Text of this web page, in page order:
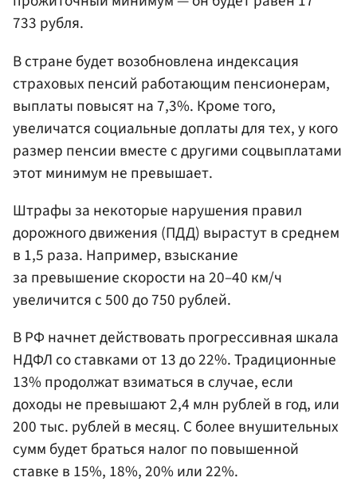
733 рубля.
В стране будет возобновлена индексация
страховых пенсий работающим пенсионерам,
выплаты повысят на 7,3%. Кроме того,
увеличатся социальные доплаты для тех, у кого
размер пенсии вместе с другими соцвыплатами
этот минимум не превышает.
Штрафы за некоторые нарушения правил
дорожного движения (ПДД) вырастут в среднем
в 1,5 раза. Например, взыскание
за превышение скорости на 20–40 км/ч
увеличится с 500 до 750 рублей.
В РФ начнет действовать прогрессивная шкала
НДФЛ со ставками от 13 до 22%. Традиционные
13% продолжат взиматься в случае, если
доходы не превышают 2,4 млн рублей в год, или
200 тыс. рублей в месяц. С более внушительных
сумм будет браться налог по повышенной
ставке в 15%, 18%, 20% или 22%.